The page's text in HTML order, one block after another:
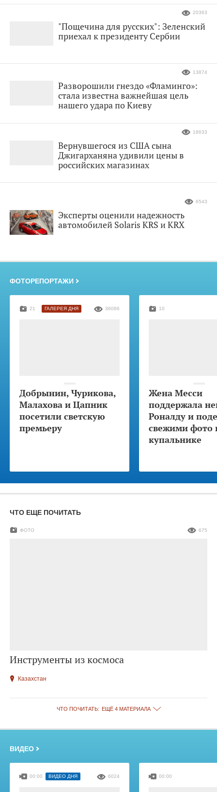
"Пощечина для русских": Зеленский
приехал к президенту Сербии
20363
Разворошили гнездо «Фламинго»:
стала известна важнейшая цель
нашего удара по Киеву
13874
Вернувшегося из США сына
Джигарханяна удивили цены в
российских магазинах
18633
Эксперты оценили надежность
автомобилей Solaris KRS и KRX
6543
ФОТОРЕПОРТАЖИ
Добрынин, Чурикова,
Малахова и Цапник
посетили светскую
премьеру
21 ГАЛЕРЕЯ ДНЯ 36086
Жена Месси
поддержала
Роналду и
свежими фото
купальнике
10
ЧТО ЕЩЕ ПОЧИТАТЬ
Инструменты из космоса
ФОТО 675
Казахстан
ЧТО ПОЧИТАТЬ: ЕЩЁ 4 МАТЕРИАЛА
ВИДЕО
00:00 ВИДЕО ДНЯ 6024 00:00